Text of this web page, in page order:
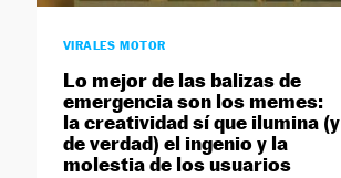
VIRALES MOTOR
Lo mejor de las balizas de
emergencia son los memes:
la creatividad sí que ilumina (y
de verdad) el ingenio y la
molestia de los usuarios